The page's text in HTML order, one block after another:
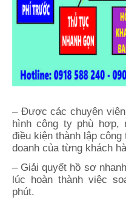
– Được các chuyên
hình công ty phù hợp,
điều kiện thành lập
doanh của từng khách
– Giải quyết hồ sơ
lúc hoàn thành việc
phút.